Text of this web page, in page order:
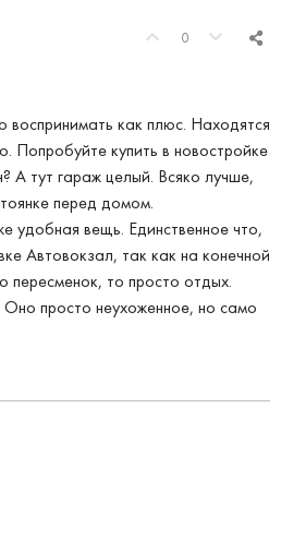
0
как плюс. Находятся
Попробуйте купить в новостройке
А тут гараж целый. Всяко лучше,
перед домом.
удобная вещь. Единственное что,
Автовокзал, так как на конечной
пересменок, то просто отдых.
просто неухоженное, но само